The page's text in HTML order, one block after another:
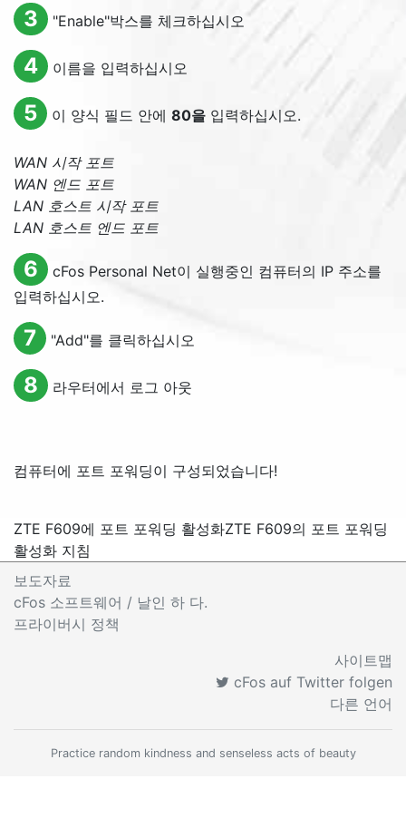
3 "Enable"박스를 체크하십시오
4 이름을 입력하십시오
5 이 양식 필드 안에 80을입력하십시오.
WAN 시작 포트
WAN 엔드 포트
LAN 호스트 시작 포트
LAN 호스트 엔드 포트
6
cFos Personal Net이 실행중인 컴퓨터의 IP 주소를
입력하십시오.
7 "Add"를 클릭하십시오
8 라우터에서 로그 아웃
컴퓨터에 포트 포워딩이 구성되었습니다!
ZTE F609에 포트 포워딩 활성화ZTE F609의 포트 포워딩
활성화 지침
보도자료
cFos 소프트웨어 / 날인 하 다.
프라이버시 정책
사이트맵
cFos auf Twitter folgen
다른 언어
Practice random kindness and senseless acts of beauty